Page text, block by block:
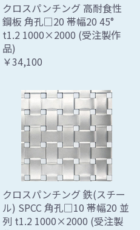
クロスパンチング 高耐食性
鋼板 角孔□20 帯幅20 45°
t1.2 1000×2000 (受注製作
品)
￥34,100
クロスパンチング 鉄(スチー
ル) SPCC 角孔□10 帯幅20 並
列 t1.2 1000×2000 (受注製